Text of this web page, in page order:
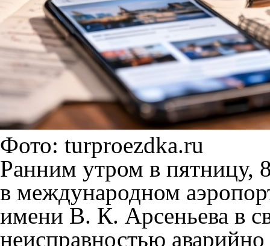
Фото: turproezdka.ru
Ранним утром в пятницу,
в международном
имени В. К. Арсеньева в
неисправностью